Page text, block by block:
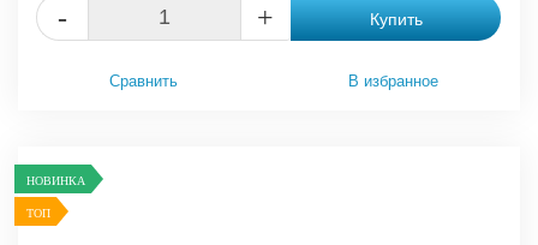
- + Купить
Сравнить В избранное
НОВИНКА
ТОП